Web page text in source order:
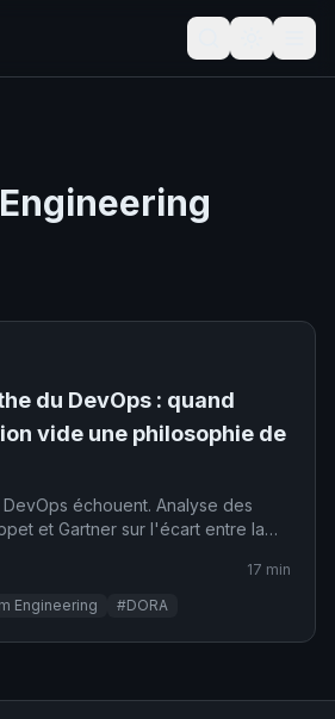
du DevOps : quand
vide une philosophie de
échouent. Analyse des
et Gartner sur l'écart entre la
17 min
Engineering #DORA